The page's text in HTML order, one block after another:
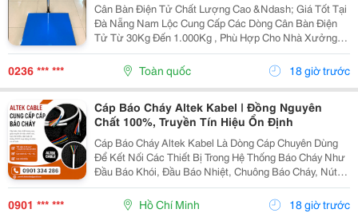
Cân Bàn Điện Tử Chất Lượng Cao &Ndash; Giá Tốt Tại
Đà Nẵng Nam Lộc Cung Cấp Các Dòng Cân Bàn Điện
Tử Từ 30Kg Đến 1.000Kg , Phù Hợp Cho Nhà Xưởng,
Kho Hàng, Siêu Thị Và Cửa Hàng Kinh Doanh. Đặc
Thép...
0236 *** *** Toàn quốc 18 giờ trước
Cáp Báo Cháy Altek Kabel | Đồng Nguyên
Chất 100%, Truyền Tín Hiệu Ổn Định
Cáp Báo Cháy Altek Kabel Là Dòng Cáp Chuyên Dùng
Để Kết Nối Các Thiết Bị Trong Hệ Thống Báo Cháy Như
Đầu Báo Khói, Đầu Báo Nhiệt, Chuông Báo Cháy, Nút
Khẩn Cấp Và Tủ Trung Tâm Báo Cháy. Với Ruột Dẫn
Đồng Nguyên Chất 100% Sản Phẩm Giúp Truyền Tín...
0901 *** *** Hồ Chí Minh 18 giờ trước